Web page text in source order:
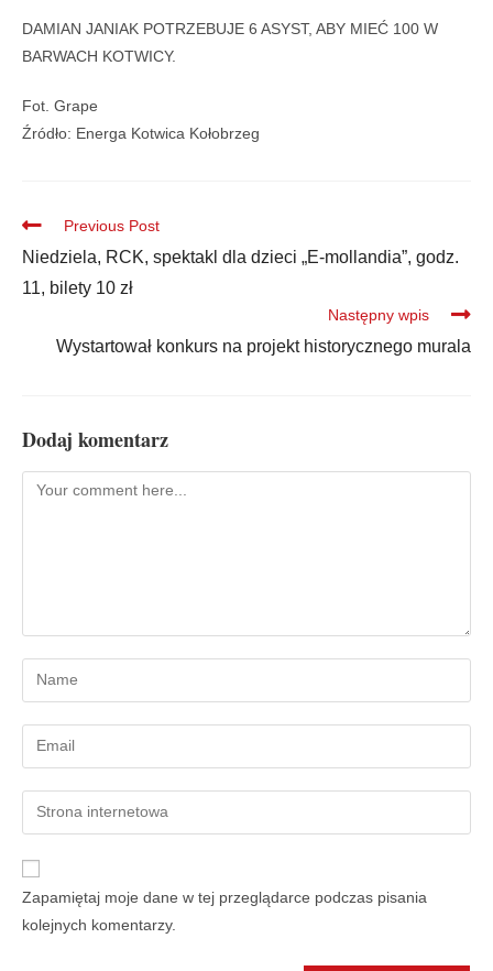
DAMIAN JANIAK POTRZEBUJE 6 ASYST, ABY MIEĆ 100 W
BARWACH KOTWICY.
Fot. Grape
Źródło: Energa Kotwica Kołobrzeg
Previous Post
Niedziela, RCK, spektakl dla dzieci „E-mollandia”, godz.
11, bilety 10 zł
Następny wpis
Wystartował konkurs na projekt historycznego murala
Dodaj komentarz
Zapamiętaj moje dane w tej przeglądarce podczas pisania
kolejnych komentarzy.